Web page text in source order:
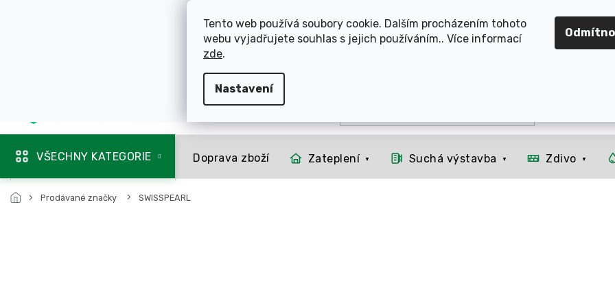
Tento web používá soubory cookie. Dalším procházením tohoto
webu vyjadřujete souhlas s jejich používáním.. Více informací
zde.
Nastavení
ROZVÁŽÍME OLOMOUCKO, SVITAVSKO, ŠUMPERSKO, BRNO, PARDUBICE,
VŠECHNY KATEGORIE Doprava zboží Zateplení Suchá výstavba Zdivo
Prodávané značky SWISSPEARL